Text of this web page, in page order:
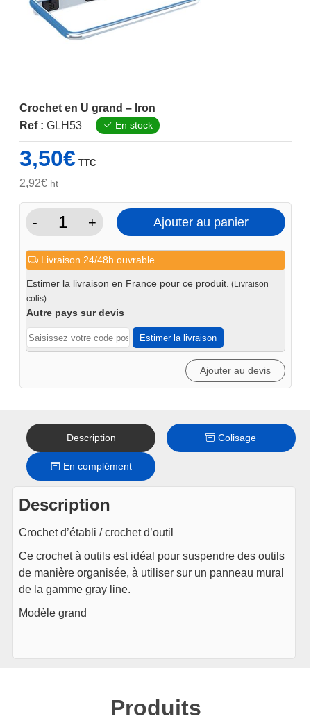
Crochet en U grand – Iron
Ref : GLH53 En stock
3,50€ TTC
2,92€ht
-
quantité
Crochet
en
grand
-
Iron
+ Ajouter au panier
Livraison 24/48h ouvrable.
Estimer la livraison en France pour ce produit. (Livraison
colis) :
Autre pays sur devis
Estimer la livraison
Ajouter au devis
Description Colisage
En complément
Description
‎Crochet d’établi / crochet d’outil‎
‎Ce crochet à outils est idéal pour suspendre des outils
de manière organisée, à utiliser sur un panneau mural
de la gamme gray line.
Modèle grand
Produits